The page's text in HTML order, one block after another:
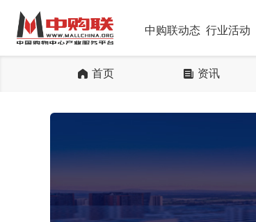
中购联动态 行业活动
首页 资讯